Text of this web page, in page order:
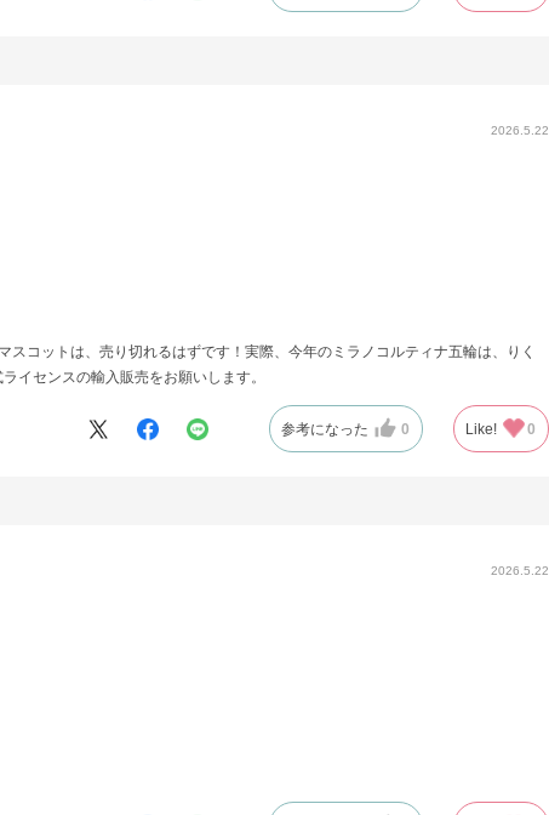
2026.5.22
コットは、売り切れるはずです！実際、今年のミラノコルティナ五輪は、りく
イセンスの輸入販売をお願いします。
参考になった 0 Like! 0
2026.5.22